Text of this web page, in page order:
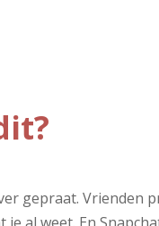
gepraat. Vrienden